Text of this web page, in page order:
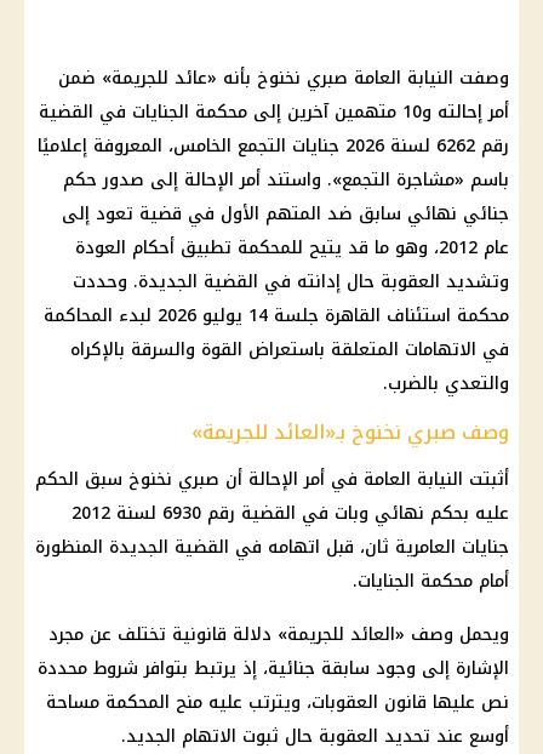
وصفت النيابة العامة صبري نخنوخ بأنه «عائد للجريمة» ضمن
أمر إحالته و10 متهمين آخرين إلى محكمة الجنايات في القضية
رقم 6262 لسنة 2026 جنايات التجمع الخامس، المعروفة إعلاميًا
باسم «مشاجرة التجمع». واستند أمر الإحالة إلى صدور حكم
جنائي نهائي سابق ضد المتهم الأول في قضية تعود إلى
عام 2012، وهو ما قد يتيح للمحكمة تطبيق أحكام العودة
وتشديد العقوبة حال إدانته في القضية الجديدة. وحددت
محكمة استئناف القاهرة جلسة 14 يوليو 2026 لبدء المحاكمة
في الاتهامات المتعلقة باستعراض القوة والسرقة بالإكراه
والتعدي بالضرب.
وصف صبري نخنوخ بـ«العائد للجريمة»
أثبتت النيابة العامة في أمر الإحالة أن صبري نخنوخ سبق الحكم
عليه بحكم نهائي وبات في القضية رقم 6930 لسنة 2012
جنايات العامرية ثان، قبل اتهامه في القضية الجديدة المنظورة
أمام محكمة الجنايات.
ويحمل وصف «العائد للجريمة» دلالة قانونية تختلف عن مجرد
الإشارة إلى وجود سابقة جنائية، إذ يرتبط بتوافر شروط محددة
نص عليها قانون العقوبات، ويترتب عليه منح المحكمة مساحة
أوسع عند تحديد العقوبة حال ثبوت الاتهام الجديد.